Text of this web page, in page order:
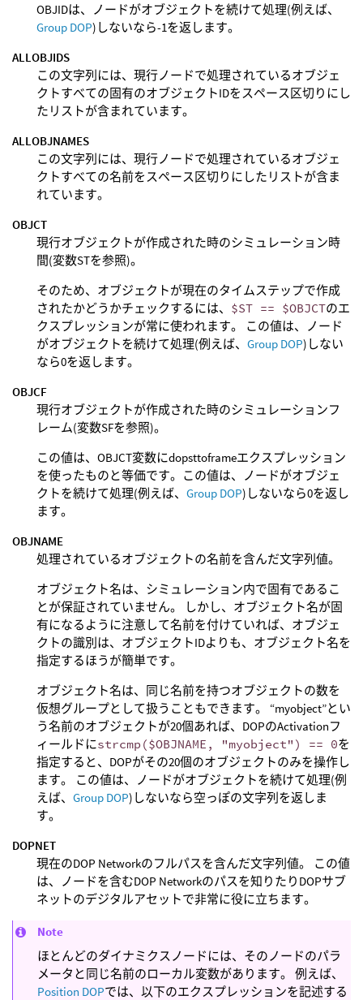
OBJIDは、ノードがオブジェクトを続けて処理(例えば、
Group DOP)しないなら-1を返します。
ALLOBJIDS
この文字列には、現行ノードで処理されているオブジェ
クトすべての固有のオブジェクトIDをスペース区切りにし
たリストが含まれています。
ALLOBJNAMES
この文字列には、現行ノードで処理されているオブジェ
クトすべての名前をスペース区切りにしたリストが含ま
れています。
OBJCT
現行オブジェクトが作成された時のシミュレーション時
間(変数STを参照)。
そのため、オブジェクトが現在のタイムステップで作成
されたかどうかチェックするには、 $ST == $OBJCTのエ
クスプレッションが常に使われます。 この値は、ノード
がオブジェクトを続けて処理(例えば、 Group DOP)しない
なら0を返します。
OBJCF
現行オブジェクトが作成された時のシミュレーションフ
レーム(変数SFを参照)。
この値は、OBJCT変数にdopsttoframeエクスプレッション
を使ったものと等価です。この値は、ノードがオブジェ
クトを続けて処理(例えば、 Group DOP)しないなら0を返し
ます。
OBJNAME
処理されているオブジェクトの名前を含んだ文字列値。
オブジェクト名は、シミュレーション内で固有であるこ
とが保証されていません。 しかし、オブジェクト名が固
有になるように注意して名前を付けていれば、オブジェ
クトの識別は、オブジェクトIDよりも、オブジェクト名を
指定するほうが簡単です。
オブジェクト名は、同じ名前を持つオブジェクトの数を
仮想グループとして扱うこともできます。 “myobject”とい
う名前のオブジェクトが20個あれば、DOPのActivationフ
ィールドにstrcmp($OBJNAME, "myobject") == 0を
指定すると、DOPがその20個のオブジェクトのみを操作し
ます。 この値は、ノードがオブジェクトを続けて処理(例
えば、 Group DOP)しないなら空っぽの文字列を返しま
す。
DOPNET
現在のDOP Networkのフルパスを含んだ文字列値。 この値
は、ノードを含むDOP Networkのパスを知りたりDOPサブ
ネットのデジタルアセットで非常に役に立ちます。
Note
ほとんどのダイナミクスノードには、そのノードのパラ
メータと同じ名前のローカル変数があります。 例えば、
Position DOPでは、以下のエクスプレッションを記述する